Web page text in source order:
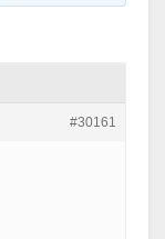
#30161